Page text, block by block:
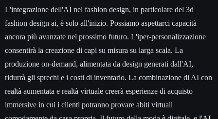
L'integrazione dell'AI nel fashion design, in particolare del 3d
fashion design ai, è solo all'inizio. Possiamo aspettarci capacità
ancora più avanzate nel prossimo futuro. L'iper-personalizzazione
consentirà la creazione di capi su misura su larga scala. La
produzione on-demand, alimentata da design generati dall'AI,
ridurrà gli sprechi e i costi di inventario. La combinazione di AI con
realtà aumentata e realtà virtuale creerà esperienze di acquisto
immersive in cui i clienti potranno provare abiti virtuali